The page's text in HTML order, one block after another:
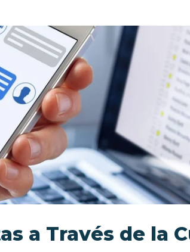
a Través de la